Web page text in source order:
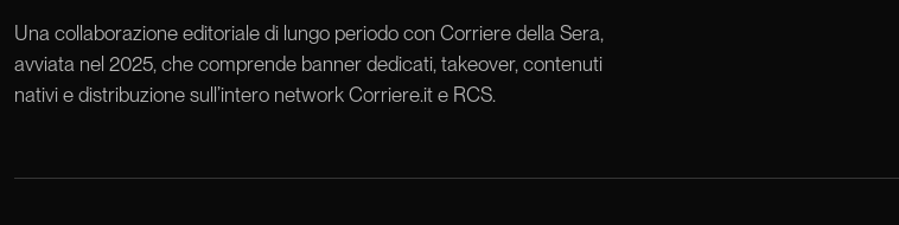
Una collaborazione editoriale di lungo periodo con Corriere della Sera,
avviata nel 2025, che comprende banner dedicati, takeover, contenuti
nativi e distribuzione sull’intero network Corriere.it e RCS.